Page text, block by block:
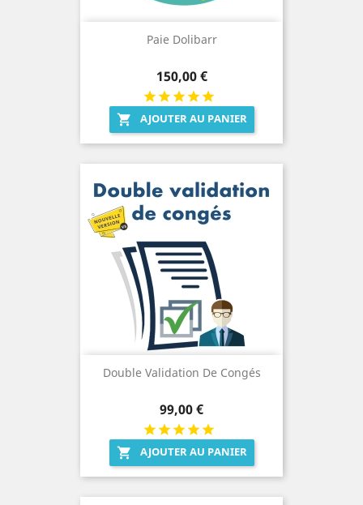
Paie Dolibarr
Prix
150,00 €
 AJOUTER AU PANIER
Double Validation De Congés
Prix
99,00 €
 AJOUTER AU PANIER